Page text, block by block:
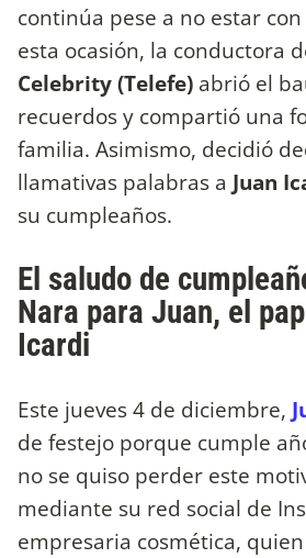
continúa pese a no estar
esta ocasión, la conductora
Celebrity (Telefe) abrió el
recuerdos y compartió una
familia. Asimismo, decidió
llamativas palabras a Juan
su cumpleaños.
El saludo de
Nara para Juan, el
Icardi
Este jueves 4 de diciembre,
de festejo porque cumple
no se quiso perder este
mediante su red social de
empresaria cosmética,